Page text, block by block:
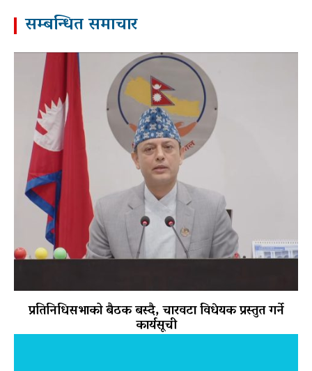
सम्बन्धित समाचार
प्रतिनिधिसभाको बैठक बस्दै, चारवटा विधेयक प्रस्तुत गर्ने
कार्यसूची